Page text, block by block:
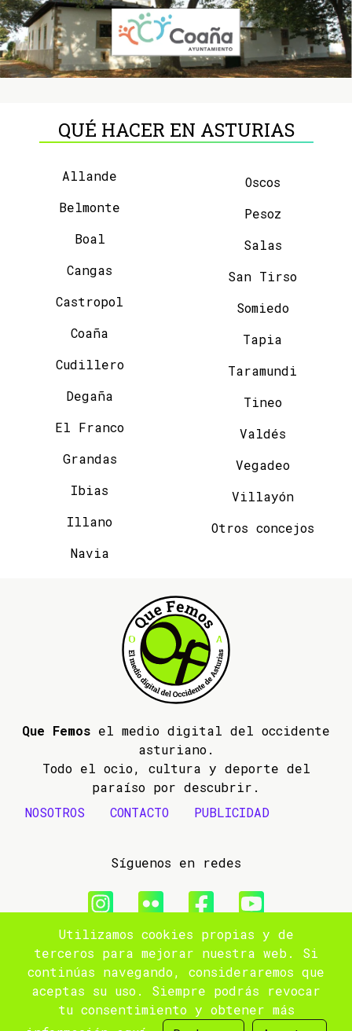
QUÉ HACER EN ASTURIAS
Allande
Belmonte
Boal
Cangas
Castropol
Coaña
Cudillero
Degaña
El Franco
Grandas
Ibias
Illano
Navia
Oscos
Pesoz
Salas
San Tirso
Somiedo
Tapia
Taramundi
Tineo
Valdés
Vegadeo
Villayón
Otros concejos
Que Femos el medio digital del occidente
asturiano.
Todo el ocio, cultura y deporte del
paraíso por descubrir.
NOSOTROS
CONTACTO PUBLICIDAD
Síguenos en redes
© 2009- 2026 Que Femos
Política de privacidad
Utilizamos cookies propias y de
terceros para mejorar nuestra web. Si
continúas navegando, consideraremos que
aceptas su uso. Siempre podrás revocar
tu consentimiento y obtener más